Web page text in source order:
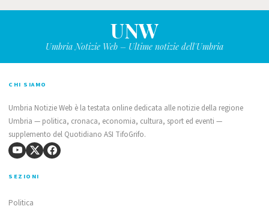
UNW
Umbria Notizie Web – Ultime notizie dell'Umbria
CHI SIAMO
Umbria Notizie Web è la testata online dedicata alle notizie della regione
Umbria — politica, cronaca, economia, cultura, sport ed eventi —
supplemento del Quotidiano ASI TifoGrifo.
SEZIONI
Politica